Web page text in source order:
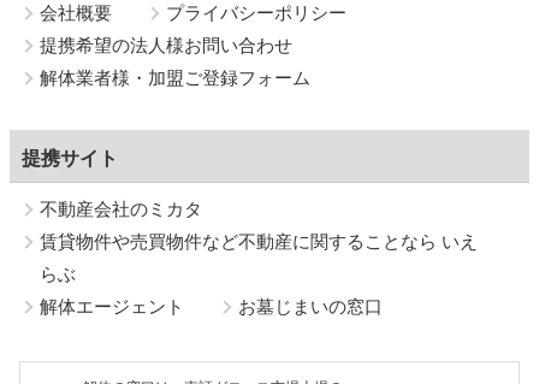
会社概要
プライバシーポリシー
提携希望の法人様お問い合わせ
解体業者様・加盟ご登録フォーム
提携サイト
不動産会社のミカタ
賃貸物件や売買物件など不動産に関することなら いえ
らぶ
解体エージェント
お墓じまいの窓口